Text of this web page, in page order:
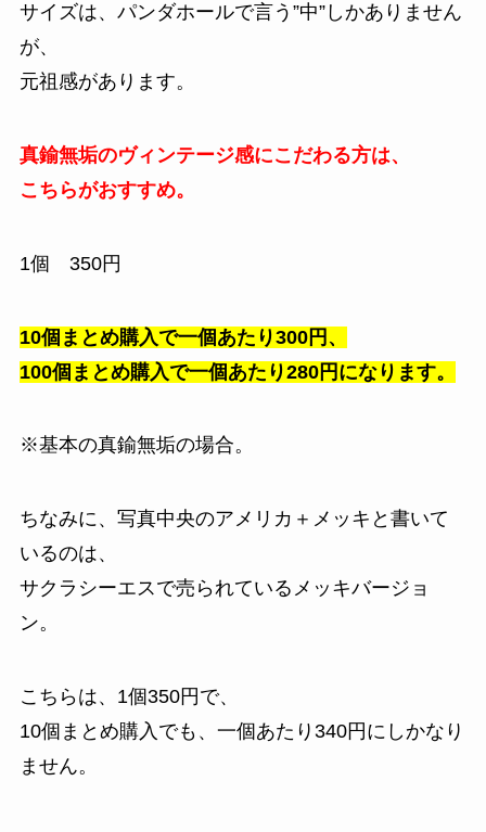
サイズは、パンダホールで言う”中”しかありません
が、
元祖感があります。
真鍮無垢のヴィンテージ感にこだわる方は、
こちらがおすすめ。
1個 350円
10個まとめ購入で一個あたり300円、
100個まとめ購入で一個あたり280円になります。
※基本の真鍮無垢の場合。
ちなみに、写真中央のアメリカ＋メッキと書いて
いるのは、
サクラシーエスで売られているメッキバージョ
ン。
こちらは、1個350円で、
10個まとめ購入でも、一個あたり340円にしかなり
ません。